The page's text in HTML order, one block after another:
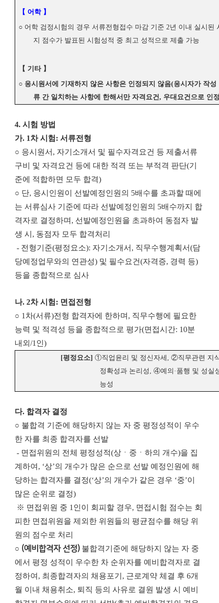
【 어학 】
○ 어학 검정시험의 경우 서류전형접수 마감 기준 2년 이내 실시된
지 점수가 발표된 시험성적 중 최고 성적으로 제출 가능
【 기타 】
○ 응시원서에 기재하지 않은 사항은 인정되지 않음(응시자가 작성
류 간 일치하는 사항에 한해서만 자격요건 , 우대요건으로 인
4. 시험 방법
가. 1차 시험: 서류전형
○ 응시원서, 자기소개서 및 필수자격요건 등 제출서류
구비 및 자격요건 등에 대한 적격 또는 부적격 판단(기
준에 적합하면 모두 합격)
○ 단, 응시인원이 선발예정인원의 5배수를 초과할 때에
는 서류심사 기준에 따라 선발예정인원의 5배수까지 합
격자로 결정하며, 선발예정인원을 초과하여 동점자 발
생 시, 동점자 모두 합격처리
- 전형기준(평정요소): 자기소개서, 직무수행계획서(담
당예정업무와의 연관성) 및 필수요건(자격증, 경력 등)
등을 종합적으로 심사
나. 2차 시험: 면접전형
○ 1차(서류)전형 합격자에 한하며, 직무수행에 필요한
능력 및 적격성 등을 종합적으로 평가(면접시간: 10분
내외/1인)
[평정요소]①직업윤리 및 정신자세 ,②직무관련 지
정확성과 논리성 ,④예의 · 품행 및 성실
능성
다. 합격자 결정
○ 불합격 기준에 해당하지 않는 자 중 평정성적이 우수
한 자를 최종 합격자를 선발
- 면접위원의 전체 평정성적(상ㆍ중ㆍ하의 개수)을 집
계하여, ‘상’의 개수가 많은 순으로 선발 예정인원에 해
당하는 합격자를 결정(‘상’의 개수가 같은 경우 ‘중’이
많은 순위로 결정)
※ 면접위원 중 1인이 회피할 경우, 면접시험 점수는 회
피한 면접위원을 제외한 위원들의 평균점수를 해당 위
원의 점수로 처리
○ (예비합격자 선정) 불합격기준에 해당하지 않는 자 중
에서 평정 성적이 우수한 차 순위자를 예비합격자로 결
정하여, 최종합격자의 채용포기, 근로계약 체결 후 6개
월 이내 채용취소, 퇴직 등의 사유로 결원 발생 시 예비